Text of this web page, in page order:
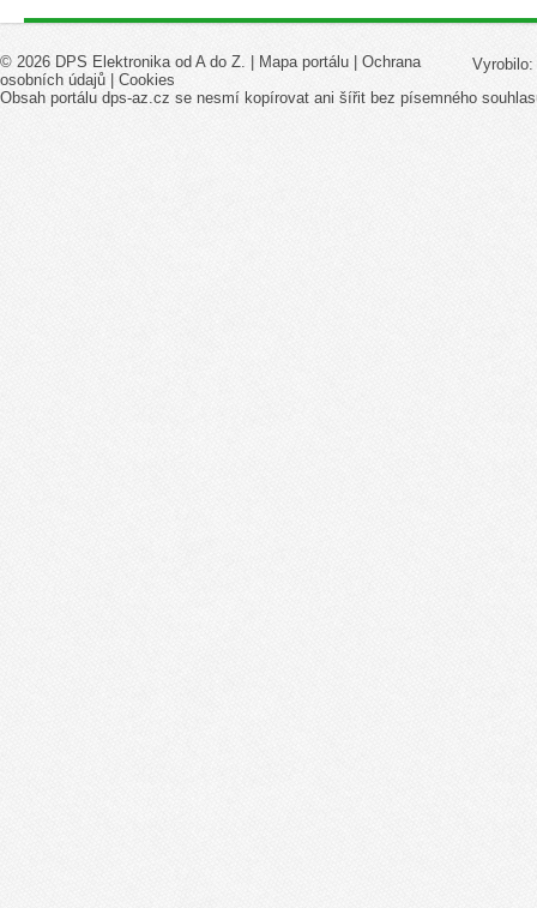
Vyrobilo:
© 2026 DPS Elektronika od A do Z. | Mapa portálu
Ochrana
osobních údajů
Cookies
Obsah portálu dps-az.cz se nesmí kopírovat ani šířit bez písemného